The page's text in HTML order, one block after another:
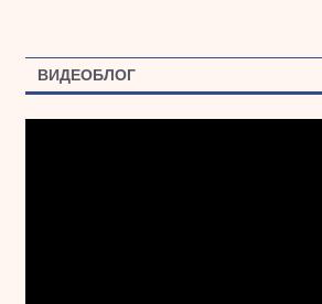
ВИДЕОБЛОГ